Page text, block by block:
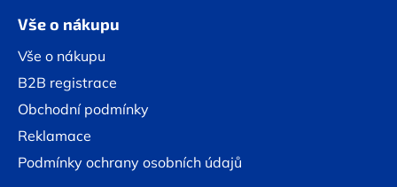
Vše o nákupu
Vše o nákupu
B2B registrace
Obchodní podmínky
Reklamace
Podmínky ochrany osobních údajů